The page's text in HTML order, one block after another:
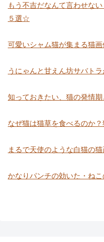
もう不吉だなんて言わせな
５選☆
可愛いシャム猫が集まる猫
うにゃんと甘えん坊サバト
知っておきたい、猫の発情
なぜ猫は猫草を食べるのか
まるで天使のような白猫の
かなりパンチの効いた・ね